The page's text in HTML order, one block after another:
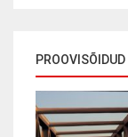
PROOVISÕIDUD